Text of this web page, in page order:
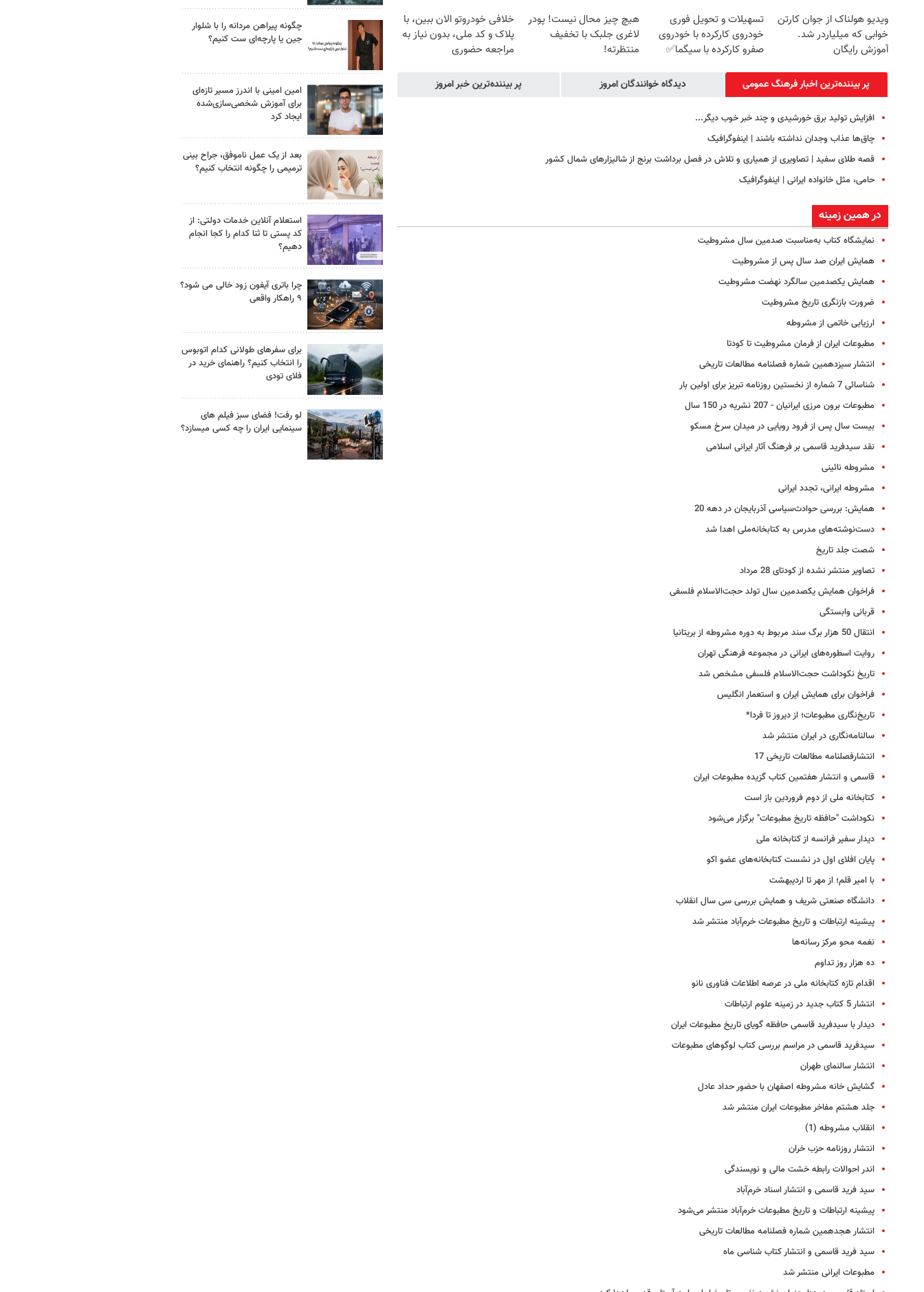
ویدیو هولناک از جوان کارتن
خوابی که میلیاردر شد.
آموزش رایگان
تسهیلات و تحویل فوری
خودروی کارکرده با خودروی
صفرو کارکرده با سیگما✅
هیچ چیز محال نیست! پودر
لاغری جلبک با تخفیف
منتظرته!
خلافی خودروتو الان ببین، با
پلاک و کد ملی، بدون نیاز به
مراجعه حضوری
پر بیننده‌ترین اخبار فرهنگ عمومی دیدگاه خوانندگان امروز پر بیننده‌ترین خبر امروز
افزایش تولید برق خورشیدی و چند خبر خوب دیگر...
چاق‌ها عذاب وجدان نداشته باشند | اینفوگرافیک
قصه طلای سفید | تصاویری از همیاری و تلاش در فصل برداشت برنج از شالیزارهای شمال کشور
حامی، مثل خانواده ایرانی | اینفوگرافیک
در همین زمینه
نمایشگاه کتاب به‌مناسبت صدمین سال مشروطیت
همایش ایران صد سال پس از مشروطیت
همایش یکصدمین سالگرد نهضت مشروطیت
ضرورت بازنگری تاریخ مشروطیت
ارزیابی خاتمی از مشروطه
مطبوعات ایران از فرمان مشروطیت تا کودتا
انتشار سیزدهمین شماره فصلنامه مطالعات تاریخی
شناسائی 7 شماره از نخستین روزنامه تبریز برای اولین بار
مطبوعات‌ برون مرزی ایرانیان‌ - 207 نشریه در 150 سال‌
بیست سال پس از فرود رویایی در میدان سرخ مسکو
نقد سیدفرید قاسمی بر فرهنگ آثار ایرانی اسلامی
مشروطه نائینی
مشروطه ایرانی، تجدد ایرانی
همایش: بررسی حوادث‌سیاسی آذربایجان در دهه 20
دست‌نوشته‌های مدرس به کتابخانه‌ملی اهدا شد
شصت جلد تاریخ
تصاویر منتشر نشده از کودتای 28 مرداد
فراخوان همایش یکصدمین سال تولد حجت‌الاسلام فلسفی
قربانی وابستگی
انتقال 50 هزار برگ سند مربوط به دوره مشروطه از بریتانیا
روایت اسطوره‌های ایرانی در مجموعه فرهنگی تهران
تاریخ نکوداشت حجت‌الاسلام فلسفی مشخص شد
فراخوان برای همایش ایران و استعمار انگلیس
تاریخ‌نگاری مطبوعات؛ از دیروز تا فردا*
سالنامه‌نگاری در ایران منتشر شد
انتشارفصلنامه مطالعات تاریخی 17
قاسمی و انتشار هفتمین کتاب گزیده مطبوعات ایران
کتابخانه ملی از دوم فروردین باز است
نکوداشت "حافظه تاریخ مطبوعات" برگزار می‌شود
دیدار سفیر فرانسه از کتابخانه ملی
پایان افلای اول در نشست کتابخانه‌های عضو اکو
با امیر قلم؛ از مهر تا اردیبهشت
دانشگاه صنعتی شریف و همایش بررسی سی سال انقلاب
پیشینه ‌ارتباطات و تاریخ مطبوعات خرم‌آباد منتشر شد
نغمه محو مرکز رسانه‌ها
ده هزار روز تداوم
اقدام تازه کتابخانه ملی در عرصه اطلاعات فناوری نانو
انتشار 5 کتاب جدید در زمینه علوم ارتباطات
دیدار با سیدفرید قاسمی حافظه گویای تاریخ مطبوعات ایران
سیدفرید قاسمی در مراسم بررسی کتاب لوگوهای مطبوعات
انتشار سالنمای طهران
گشایش خانه مشروطه اصفهان با حضور حداد عادل
جلد هشتم مفاخر مطبوعات ایران منتشر شد
انقلاب مشروطه (1)
انتشار روزنامه‌ حزب خران
اندر احوالات رابطه خشت مالی و نویسندگی
سید فرید قاسمی و انتشار اسناد خرم‌آباد
پیشینه ارتباطات و تاریخ مطبوعات خرم‌آباد منتشر می‌شود
انتشار هجدهمین شماره فصلنامه مطالعات تاریخی
سید فرید قاسمی و انتشار کتاب شناسی ماه
مطبوعات ایرانی منتشر شد
چگونه پیراهن مردانه را با شلوار
جین یا پارچه‌ای ست کنیم؟
امین امینی با اندرز مسیر تازه‌ای
برای آموزش شخصی‌سازی‌شده
ایجاد کرد
بعد از یک عمل ناموفق، جراح بینی
ترمیمی را چگونه انتخاب کنیم؟
استعلام آنلاین خدمات دولتی: از
کد پستی تا ثنا کدام را کجا انجام
دهیم؟
چرا باتری آیفون زود خالی می شود؟
۹ راهکار واقعی
برای سفرهای طولانی کدام اتوبوس
را انتخاب کنیم؟ راهنمای خرید در
فلای تودی
لو رفت! فضای سبز فیلم های
سینمایی ایران را چه کسی میسازد؟